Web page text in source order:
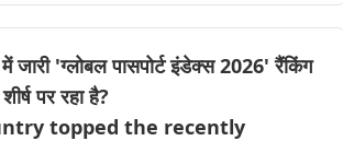
जारी 'ग्लोबल पासपोर्ट इंडेक्स 2026' रैंकिंग
पर रहा है?
topped the recently